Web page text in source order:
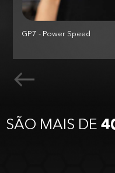
GP7 - Power Speed
SÃO MAIS DE